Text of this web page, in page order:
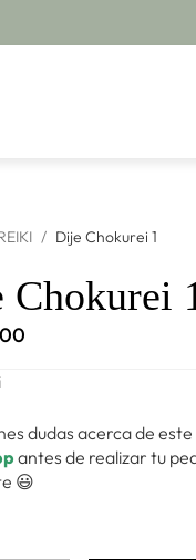
/ Dije Chokurei 1
Chokurei
dudas acerca de
antes de realizar tu
😃